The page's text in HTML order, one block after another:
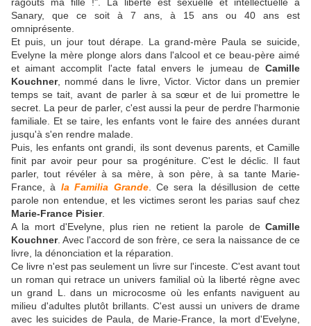
Sanary, que ce soit à 7 ans, à 15 ans ou 40 ans est
omniprésente.
Et puis, un jour tout dérape. La grand-mère Paula se suicide,
Evelyne la mère plonge alors dans l'alcool et ce beau-père aimé
et aimant accomplit l'acte fatal envers le jumeau de Camille
Kouchner, nommé dans le livre, Victor. Victor dans un premier
temps se tait, avant de parler à sa sœur et de lui promettre le
secret. La peur de parler, c'est aussi la peur de perdre l'harmonie
familiale. Et se taire, les enfants vont le faire des années durant
jusqu'à s'en rendre malade.
Puis, les enfants ont grandi, ils sont devenus parents, et Camille
finit par avoir peur pour sa progéniture. C'est le déclic. Il faut
parler, tout révéler à sa mère, à son père, à sa tante Marie-
France, à la Familia Grande. Ce sera la désillusion de cette
parole non entendue, et les victimes seront les parias sauf chez
Marie-France Pisier.
A la mort d'Evelyne, plus rien ne retient la parole de Camille
Kouchner. Avec l'accord de son frère, ce sera la naissance de ce
livre, la dénonciation et la réparation.
Ce livre n'est pas seulement un livre sur l'inceste. C'est avant tout
un romanqui retrace un univers familial où la liberté règne avec
un grand L. dans un microcosme où les enfants naviguent au
milieu d'adultes plutôt brillants. C'est aussi un univers de drame
avec les suicides de Paula, de Marie-France, la mort d'Evelyne,